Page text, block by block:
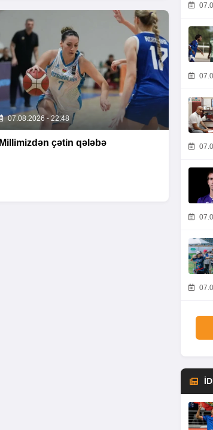
07.08.2026 - 22:48
Millimizdən çətin qələbə